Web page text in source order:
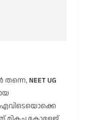
തന്നെ, NEET UG